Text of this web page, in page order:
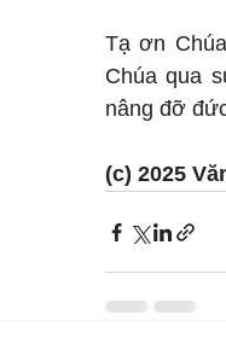
Tạ ơn
Chúa qua
nâng đỡ
(c) 2025